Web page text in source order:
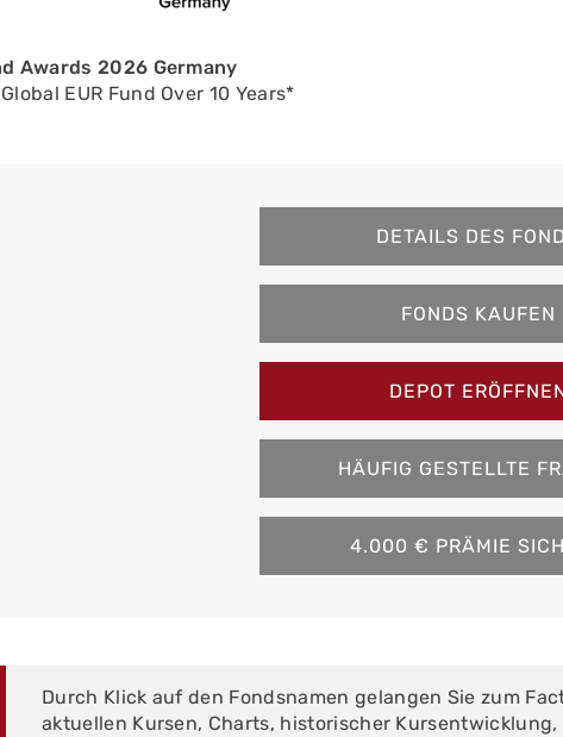
Awards 2026 Germany
EUR Fund Over 10 Years*
DETAILS DES
FONDS KAUFEN
DEPOT
HÄUFIG GESTELLTE
4.000 € PRÄMIE
Durch Klick auf den Fondsnamen gelangen Sie zum
aktuellen Kursen, Charts, historischer Kursentwicklung,